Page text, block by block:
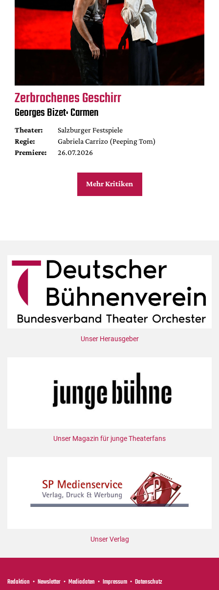
Zerbrochenes Geschirr
Georges Bizet: Carmen
Theater:
Salzburger Festspiele
Regie:
Gabriela Carrizo (Peeping Tom)
Premiere:
26.07.2026
Mehr Kritiken
Unser Herausgeber
Unser Magazin für junge Theaterfans
Unser Verlag
Redaktion Newsletter Mediadaten Impressum Datenschutz